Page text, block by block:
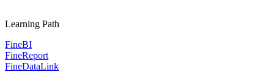
Learning Path
FineBI
FineReport
FineDataLink